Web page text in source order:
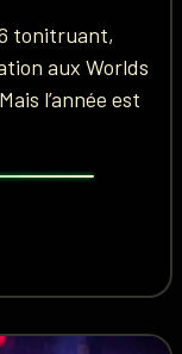
tonitruant,
aux Worlds
l’année est